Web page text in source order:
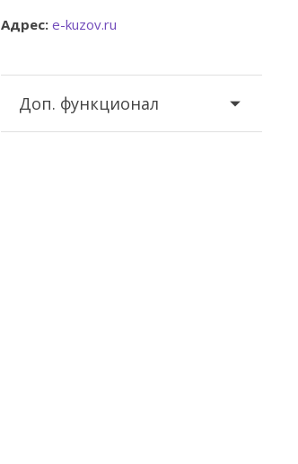
Адрес: e-kuzov.ru
Доп. функционал